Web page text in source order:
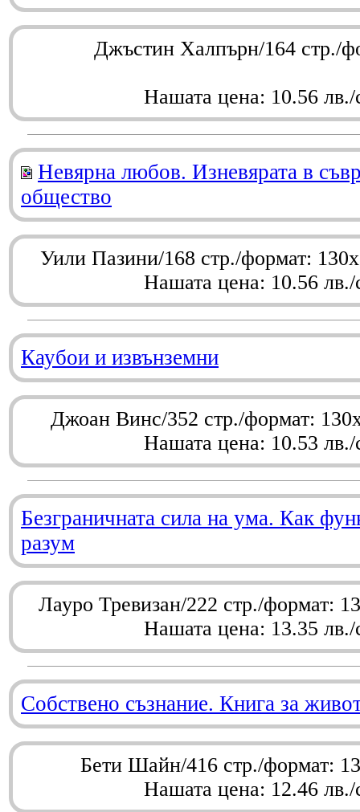
Джъстин Халпърн/164 стр./
Нашата цена: 10.56 лв./
Невярна любов. Изневярата в
общество
Уили Пазини/168 стр./формат:
Нашата цена: 10.56 лв./
Каубои и извънземни
Джоан Винс/352 стр./формат:
Нашата цена: 10.53 лв./
Безграничната сила на ума. Как
разум
Лауро Тревизан/222 стр./формат:
Нашата цена: 13.35 лв./
Собствено съзнание. Книга за
Бети Шайн/416 стр./формат:
Нашата цена: 12.46 лв./